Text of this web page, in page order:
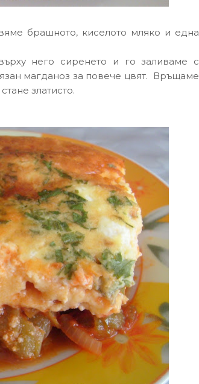
брашното, киселото мляко и една
него сиренето и го заливаме с
магданоз за повече цвят. Връщаме
златисто.